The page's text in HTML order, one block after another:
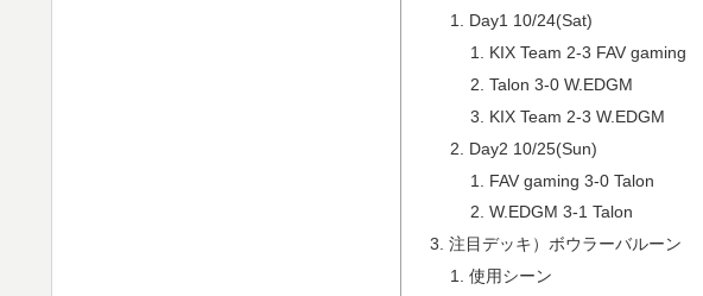
Day1 10/24(Sat)
KIX Team 2-3 FAV gaming
Talon 3-0 W.EDGM
KIX Team 2-3 W.EDGM
Day2 10/25(Sun)
FAV gaming 3-0 Talon
W.EDGM 3-1 Talon
注目デッキ）ボウラーバルーン
使用シーン